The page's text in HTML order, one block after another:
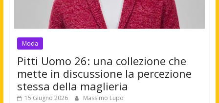
Moda
Pitti Uomo 26: una collezione che
mette in discussione la percezione
stessa della maglieria
15 Giugno 2026 Massimo Lupo